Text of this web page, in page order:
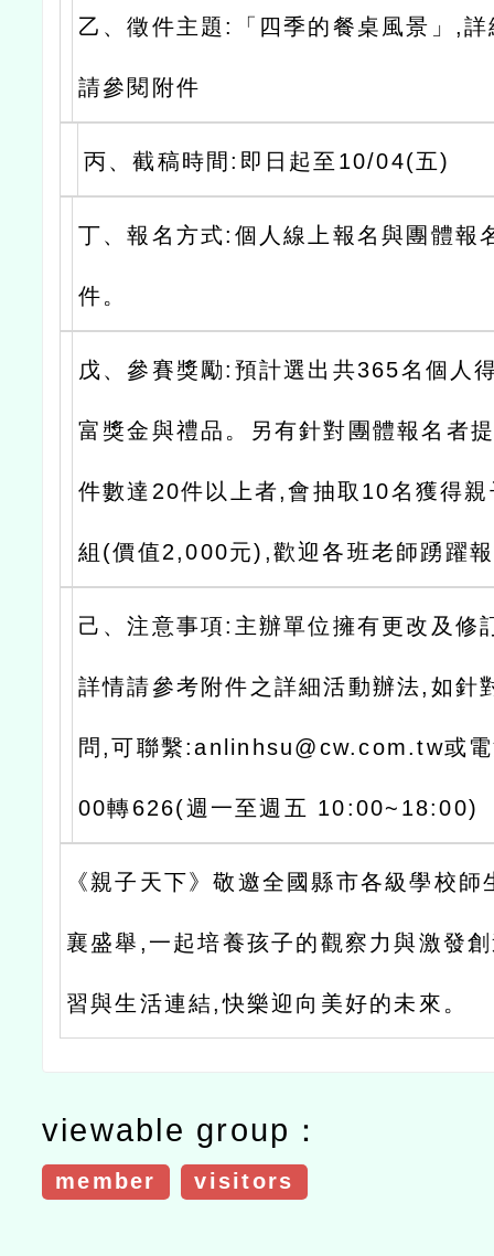
乙、徵件主題:「四季的餐桌風景」,
請參閱附件
丙、截稿時間:即日起至10/04(五)
丁、報名方式:個人線上報名與團體報
件。
戊、參賽獎勵:預計選出共365名個人
富獎金與禮品。另有針對團體報名者
件數達20件以上者,會抽取10名獲得
組(價值2,000元),歡迎各班老師踴躍
己、注意事項:主辦單位擁有更改及修
詳情請參考附件之詳細活動辦法,如針
問,可聯繫:anlinhsu@cw.com.tw或
00轉626(週一至週五 10:00~18:00)
《親子天下》敬邀全國縣市各級學校
襄盛舉,一起培養孩子的觀察力與激發
習與生活連結,快樂迎向美好的未來。
viewable group：
member visitors